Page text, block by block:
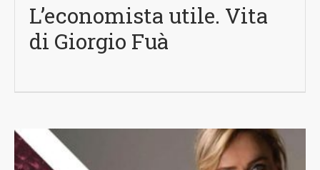
L’economista utile. Vita
di Giorgio Fuà